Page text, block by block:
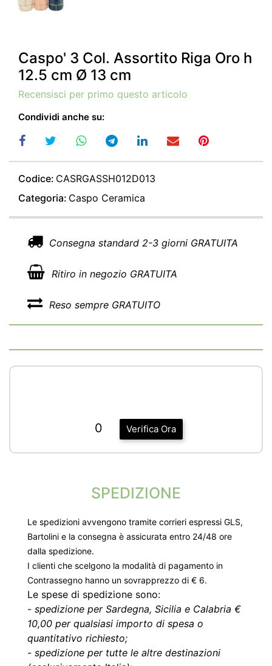
Caspo' 3 Col. Assortito Riga Oro h
12.5 cm Ø 13 cm
Recensisci per primo questo articolo
Condividi anche su:
Codice: CASRGASSH012D013
Categoria: Caspo Ceramica
Consegna standard 2-3 giorni GRATUITA
Ritiro in negozio GRATUITA
Reso sempre GRATUITO
Verifica Ora
0
SPEDIZIONE
Le spedizioni avvengono tramite corrieri espressi GLS,
Bartolini e la consegna è assicurata entro 24/48 ore
dalla spedizione.
I clienti che scelgono la modalità di pagamento in
Contrassegno hanno un sovrapprezzo di € 6.
Le spese di spedizione sono:
- spedizione per Sardegna, Sicilia e Calabria €
10,00 per qualsiasi importo di spesa o
quantitativo richiesto;
- spedizione per tutte le altre destinazioni